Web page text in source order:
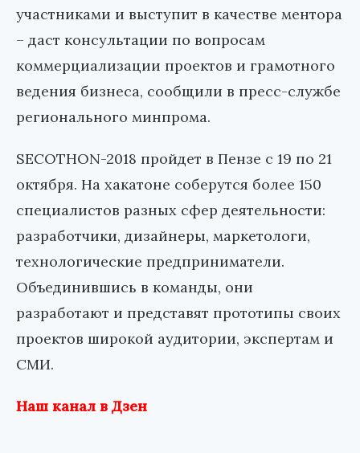
участниками и выступит в качестве ментора
– даст консультации по вопросам
коммерциализации проектов и грамотного
ведения бизнеса, сообщили в пресс-службе
регионального минпрома.
SECOTHON-2018 пройдет в Пензе с 19 по 21
октября. На хакатоне соберутся более 150
специалистов разных сфер деятельности:
разработчики, дизайнеры, маркетологи,
технологические предприниматели.
Объединившись в команды, они
разработают и представят прототипы своих
проектов широкой аудитории, экспертам и
СМИ.
Наш канал в Дзен